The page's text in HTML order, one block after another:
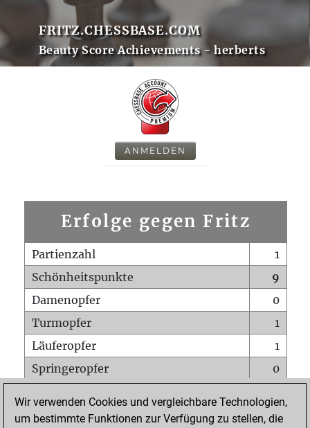
FRITZ.CHESSBASE.COM
Beauty Score Achievements - herberts
ANMELDEN
Erfolge gegen Fritz
Partienzahl
1
Schönheitspunkte
9
Damenopfer
0
Turmopfer
1
Läuferopfer
1
Springeropfer
0
Matt auf vollem Brett
0
Wir verwenden Cookies und vergleichbare Technologien,
um bestimmte Funktionen zur Verfügung zu stellen, die